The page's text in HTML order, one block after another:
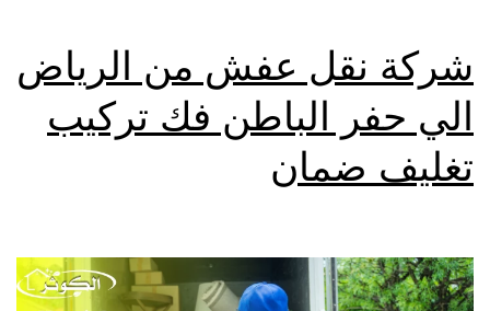
شركة نقل عفش من الرياض
الي حفر الباطن فك تركيب
تغليف ضمان